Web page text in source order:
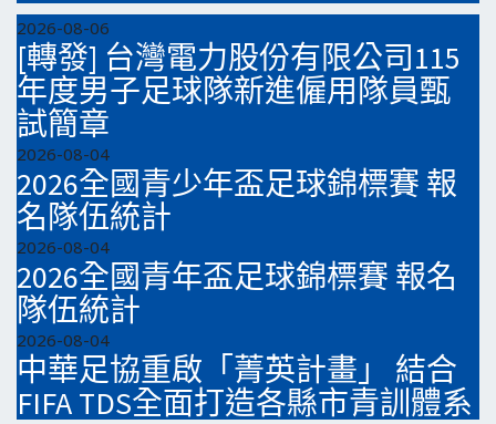
2026-08-06
[轉發] 台灣電力股份有限公司115
年度男子足球隊新進僱用隊員甄
試簡章
2026-08-04
2026全國青少年盃足球錦標賽 報
名隊伍統計
2026-08-04
2026全國青年盃足球錦標賽 報名
隊伍統計
2026-08-04
中華足協重啟「菁英計畫」 結合
FIFA TDS全面打造各縣市青訓體系